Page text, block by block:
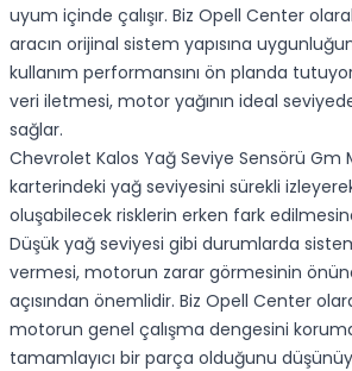
uyum içinde çalışır. Biz Opell Center
aracın orijinal sistem yapısına
kullanım performansını ön planda
veri iletmesi, motor yağının ideal
sağlar.
Chevrolet Kalos Yağ Seviye Sensörü Gm
karterindeki yağ seviyesini sürekli
oluşabilecek risklerin erken fark
Düşük yağ seviyesi gibi durumlarda
vermesi, motorun zarar görmesinin
açısından önemlidir. Biz Opell Center
motorun genel çalışma dengesini
tamamlayıcı bir parça olduğunu